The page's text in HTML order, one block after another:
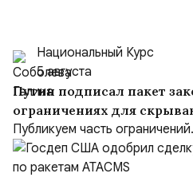
Национальный Курс
5 августа
Путин подписал пакет
ограничениях для
рубежом преступников и
Публикуем часть ограничений.